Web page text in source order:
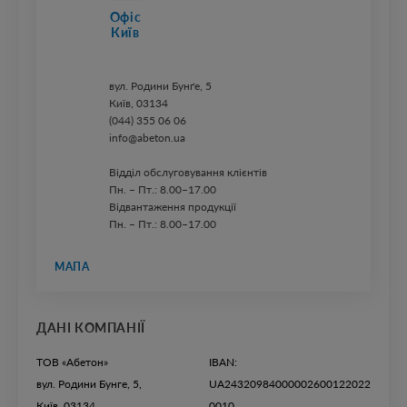
Офіс
Київ
вул. ​Родини Бунґе, 5
Київ, 03134
(044) 355 06 06
info@abeton.ua
Відділ обслуговування клієнтів
Пн. – Пт.: 8.00–17.00
Відвантаження продукції
Пн. – Пт.: 8.00–17.00
МАПА
ДАНІ КОМПАНІЇ
ТОВ «Абетон»
вул. Родини Бунге, 5,
IBAN:
UA24320984000002600122022